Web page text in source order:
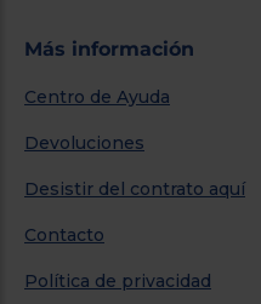
Más información
Centro de Ayuda
Devoluciones
Desistir del contrato aquí
Contacto
Política de privacidad